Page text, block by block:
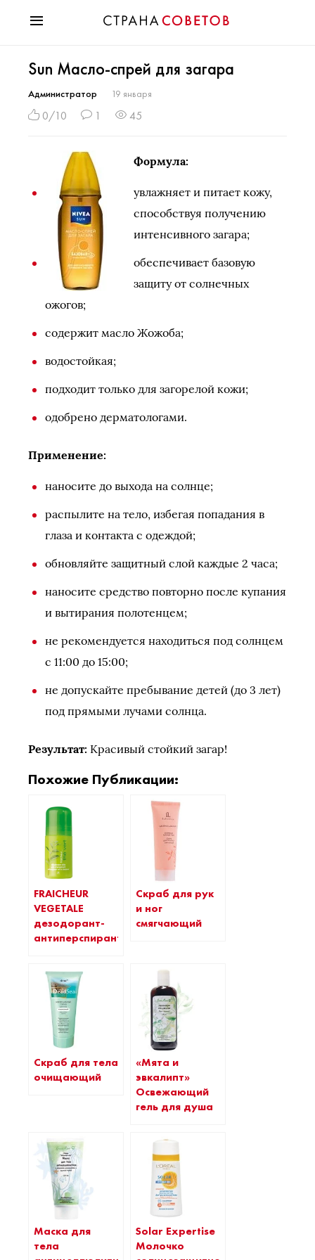
Мода
Звезды
Гороскопы
Разное
Праздники
Sun Масло-спрей для загара
Администратор 19 января
0/10 1 45
Формула:
увлажняет и питает кожу,
способствуя получению
интенсивного загара;
обеспечивает базовую
защиту от солнечных
ожогов;
содержит масло Жожоба;
водостойкая;
подходит только для загорелой кожи;
одобрено дерматологами.
Применение:
наносите до выхода на солнце;
распылите на тело, избегая попадания в
глаза и контакта с одеждой;
обновляйте защитный слой каждые 2 часа;
наносите средство повторно после купания
и вытирания полотенцем;
не рекомендуется находиться под солнцем
с 11:00 до 15:00;
не допускайте пребывание детей (до 3 лет)
под прямыми лучами солнца.
Результат: Красивый стойкий загар!
Похожие Публикации:
FRAICHEUR
VEGETALE
дезодорант-
антиперспирант
Cкраб для рук
и ног
смягчающий
Скраб для тела
очищающий
«Мята и
эвкалипт»
Освежающий
гель для душа
Маска для
тела
Solar Expertise
Молочко